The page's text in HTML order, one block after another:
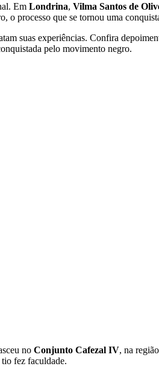
Em Londrina, Vilma Santos de
o processo que se tornou uma
suas experiências. Confira
pelo movimento negro.
no Conjunto Cafezal IV, na
fez faculdade.